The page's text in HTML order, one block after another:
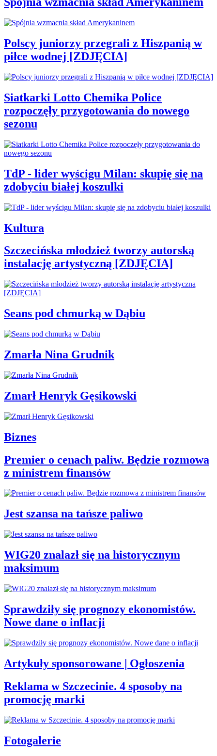
Polscy juniorzy przegrali z Hiszpanią w
piłce wodnej [ZDJĘCIA]
Siatkarki Lotto Chemika Police
rozpoczęły przygotowania do nowego
sezonu
TdP - lider wyścigu Milan: skupię się na
zdobyciu białej koszulki
Kultura
Szczecińska młodzież tworzy autorską
instalację artystyczną [ZDJĘCIA]
Seans pod chmurką w Dąbiu
Zmarła Nina Grudnik
Zmarł Henryk Gęsikowski
Biznes
Premier o cenach paliw. Będzie rozmowa
z ministrem finansów
Jest szansa na tańsze paliwo
WIG20 znalazł się na historycznym
maksimum
Sprawdziły się prognozy ekonomistów.
Nowe dane o inflacji
Artykuły sponsorowane | Ogłoszenia
Reklama w Szczecinie. 4 sposoby na
promocję marki
Fotogalerie